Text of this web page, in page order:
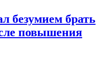
безумием брать
повышения